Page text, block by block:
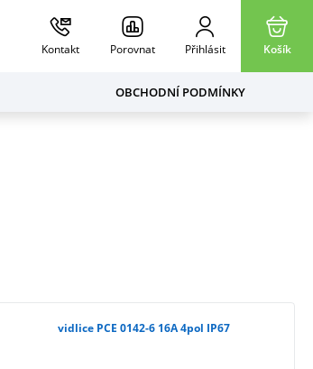
Kontakt Porovnat Přihlásit Košík
OBCHODNÍ PODMÍNKY
vidlice PCE 0142-6 16A 4pol IP67